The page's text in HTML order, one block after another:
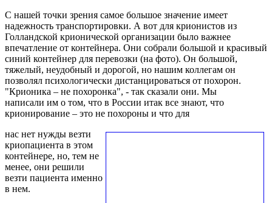
С нашей точки зрения самое большое значение имеет
надежность транспортировки. А вот для крионистов из
Голландской крионической организации было важнее
впечатление от контейнера. Они собрали большой и красивый
синий контейнер для перевозки (на фото). Он большой,
тяжелый, неудобный и дорогой, но нашим коллегам он
позволял психологически дистанцироваться от похорон.
"Крионика – не похоронка", - так сказали они. Мы
написали им о том, что в России итак все знают, что
крионирование – это не похороны и что для
нас нет нужды везти
криопациента в этом
контейнере, но, тем не
менее, они решили
везти пациента именно
в нем.